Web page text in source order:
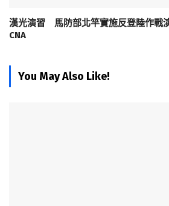
漢光演習 馬防部北竿實施反登陸作戰
CNA
You May Also Like!